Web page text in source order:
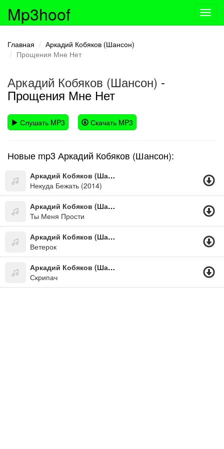
Mp3hoof
Главная
Аркадий Кобяков (Шансон)
Прощения Мне Нет
Аркадий Кобяков (Шансон) -
Прощения Мне Нет
Слушать MP3 Скачать MP3
Новые mp3 Аркадий Кобяков (Шансон):
Аркадий Кобяков (Шансон)
Некуда Бежать (2014)
Аркадий Кобяков (Шансон)
Ты Меня Прости
Аркадий Кобяков (Шансон)
Ветерок
Аркадий Кобяков (Шансон)
Скрипач